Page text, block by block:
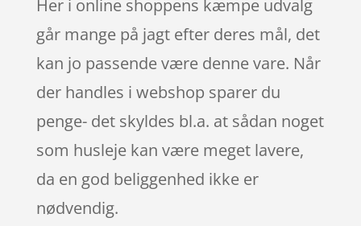
Her i online shoppens kæmpe udvalg
går mange på jagt efter deres mål, det
kan jo passende være denne vare. Når
der handles i webshop sparer du
penge- det skyldes bl.a. at sådan noget
som husleje kan være meget lavere,
da en god beliggenhed ikke er
nødvendig.